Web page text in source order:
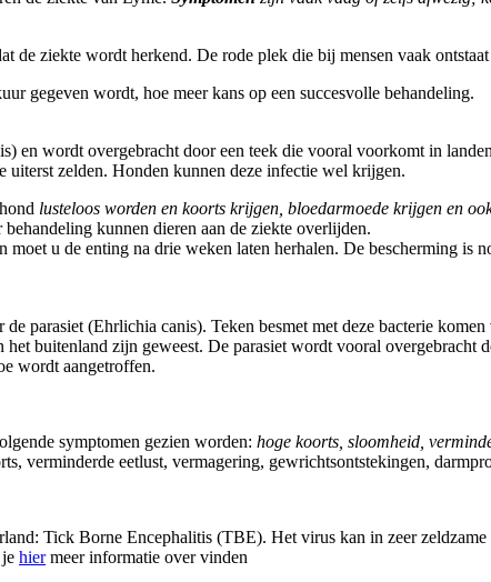
de ziekte wordt herkend. De rode plek die bij mensen vaak
gegeven wordt, hoe meer kans op een succesvolle behandeling.
en wordt overgebracht door een teek die vooral voorkomt in
uiterst zelden. Honden kunnen deze infectie wel krijgen.
lusteloos worden en koorts krijgen, bloedarmoede krijgen en
behandeling kunnen dieren aan de ziekte overlijden.
u de enting na drie weken laten herhalen. De bescherming is
parasiet (Ehrlichia canis). Teken besmet met deze bacterie
buitenland zijn geweest. De parasiet wordt vooral overgebracht
wordt aangetroffen.
symptomen gezien worden: hoge koorts, sloomheid,
verminderde eetlust, vermagering, gewrichtsontstekingen,
Tick Borne Encephalitis (TBE). Het virus kan in zeer
hiermeer informatie over vinden